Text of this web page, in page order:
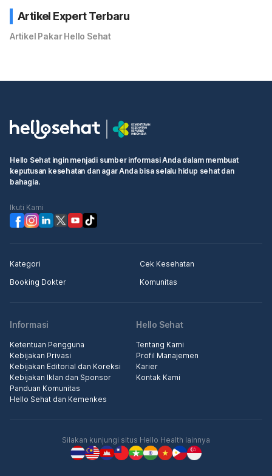
Artikel Expert Terbaru
Artikel Pakar Hello Sehat
Hello Sehat ingin menjadi sumber informasi Anda dalam membuat
keputusan kesehatan dan agar Anda bisa selalu hidup sehat dan
bahagia.
Ikuti Kami
Kategori
Cek Kesehatan
Booking Dokter
Komunitas
Informasi
Ketentuan Pengguna
Kebijakan Privasi
Kebijakan Editorial dan Koreksi
Kebijakan Iklan dan Sponsor
Panduan Komunitas
Hello Sehat dan Kemenkes
Hello Sehat
Tentang Kami
Profil Manajemen
Karier
Kontak Kami
Silakan kunjungi situs Hello Health lainnya